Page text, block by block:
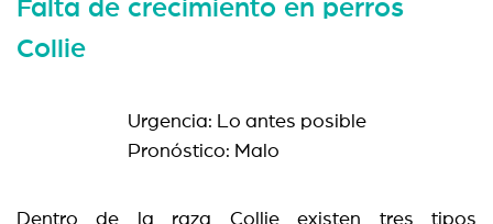
Falta de crecimiento en perros
Collie
Urgencia: Lo antes posible
Pronóstico: Malo
Dentro de la raza Collie existen tres tipos